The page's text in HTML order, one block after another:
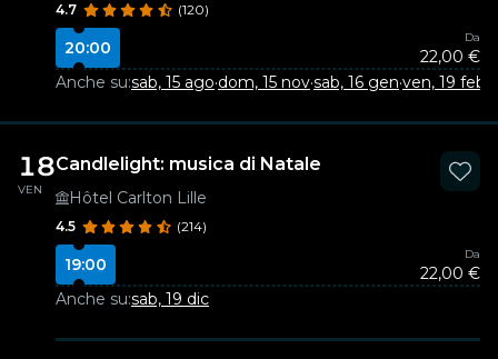
4.7 (120)
20:00
Da
22,00 €
Anche su:sab, 15 ago·dom, 15 nov·sab, 16 gen·ven, 19 feb
18
VEN
Candlelight: musica di Natale
Hôtel Carlton Lille
4.5 (214)
19:00
Da
22,00 €
Anche su:sab, 19 dic